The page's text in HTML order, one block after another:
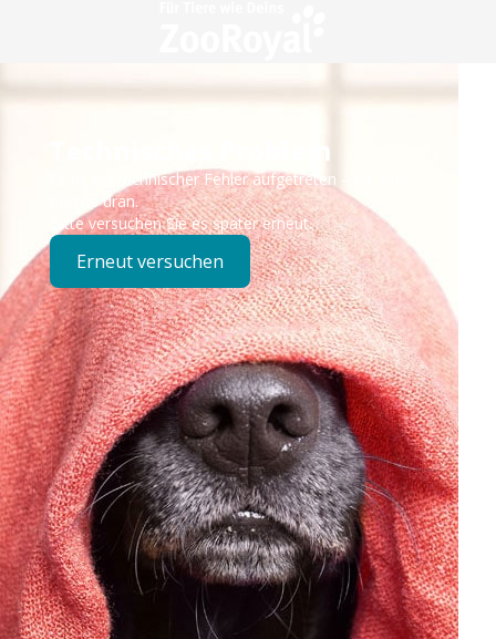
Technisches Problem
Es ist ein technischer Fehler aufgetreten – wir sind
bereits dran.
Bitte versuchen Sie es später erneut.
Erneut versuchen